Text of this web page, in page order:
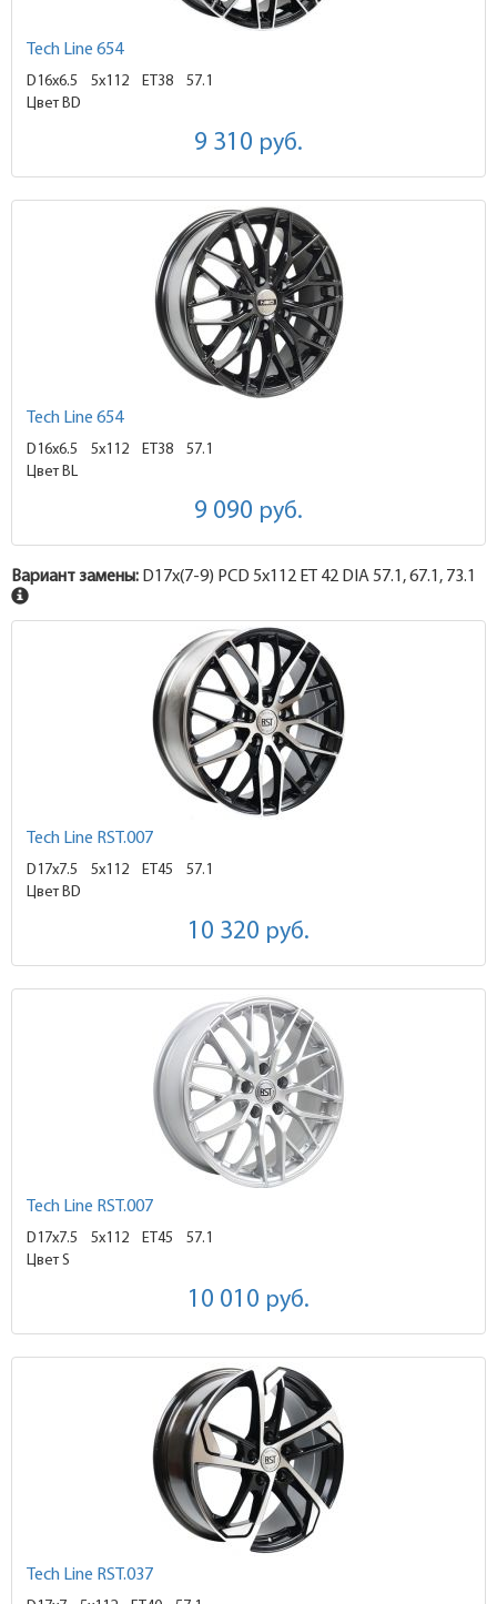
Tech Line 654
D16x6.5 5x112 ET38
57.1
Цвет BD
9 310 руб.
Tech Line 654
D16x6.5 5x112 ET38
57.1
Цвет BL
9 090 руб.
Вариант замены: D17x(7-9) PCD 5x112 ET 42 DIA 57.1, 67.1, 73.1
Tech Line RST.007
D17x7.5 5x112 ET45
57.1
Цвет BD
10 320 руб.
Tech Line RST.007
D17x7.5 5x112 ET45
57.1
Цвет S
10 010 руб.
Tech Line RST.037